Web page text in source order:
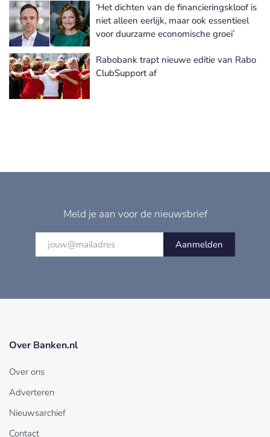
‘Het dichten van de financieringskloof is
niet alleen eerlijk, maar ook essentieel
voor duurzame economische groei’
Rabobank trapt nieuwe editie van Rabo
ClubSupport af
Meld je aan voor de nieuwsbrief
Aanmelden
Over Banken.nl
Over ons
Adverteren
Nieuwsarchief
Contact